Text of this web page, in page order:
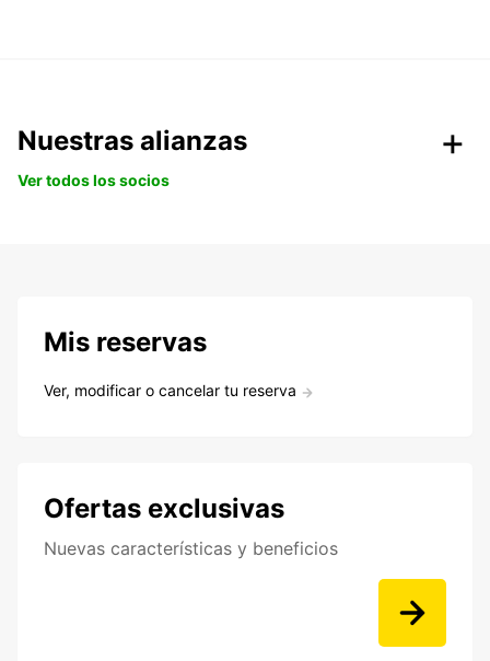
Nuestras alianzas
Ver todos los socios
Mis reservas
Ver, modificar o cancelar tu reserva
Ofertas exclusivas
Nuevas características y beneficios